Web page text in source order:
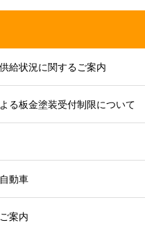
給状況に関するご案内
る板金塗装受付制限について
動車
案内